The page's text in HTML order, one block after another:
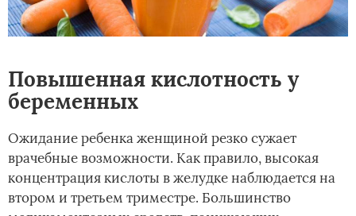
Повышенная кислотность у
беременных
Ожидание ребенка женщиной резко сужает
врачебные возможности. Как правило, высокая
концентрация кислоты в желудке наблюдается на
втором и третьем триместре. Большинство